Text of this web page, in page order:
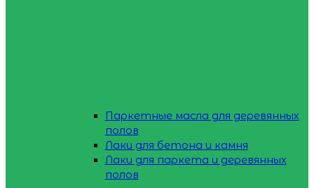
Паркетные масла для деревянных
полов
Лаки для бетона и камня
Лаки для паркета и деревянных
полов